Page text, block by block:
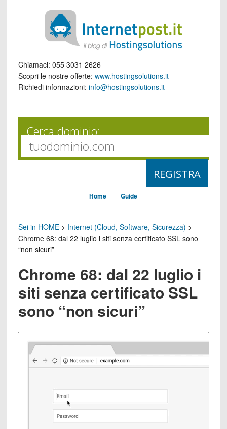
Chiamaci: 055 3031 2626
Scopri le nostre offerte: www.hostingsolutions.it
Richiedi informazioni: info@hostingsolutions.it
Cerca dominio:
Home Guide
Sei in HOME> Internet (Cloud, Software, Sicurezza) >
Chrome 68: dal 22 luglio i siti senza certificato SSL sono
“non sicuri”
Chrome 68: dal 22 luglio i
siti senza certificato SSL
sono “non sicuri”